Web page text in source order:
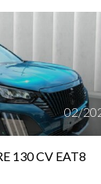
02/
130 CV EAT8